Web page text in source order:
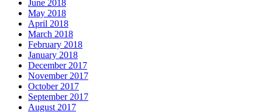
June 2018
May 2018
April 2018
March 2018
February 2018
January 2018
December 2017
November 2017
October 2017
September 2017
August 2017